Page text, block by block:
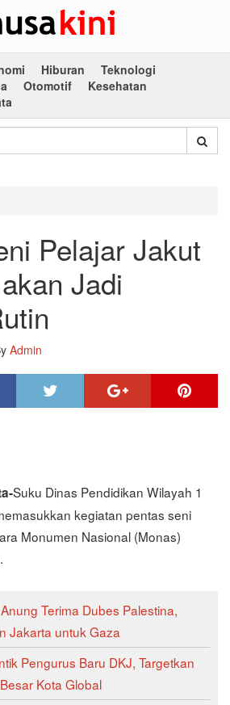
Hiburan
Teknologi
Otomotif
Kesehatan
Pelajar Jakut
Jadi
Admin
Suku Dinas Pendidikan Wilayah 1
kegiatan pentas seni
Monumen Nasional (Monas)
Terima Dubes Palestina,
Jakarta untuk Gaza
Pengurus Baru DKJ, Targetkan
Kota Global